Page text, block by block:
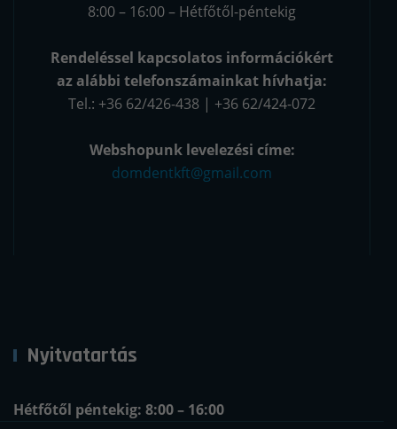
8:00 – 16:00 – Hétfőtől-péntekig
Rendeléssel kapcsolatos információkért
az alábbi telefonszámainkat hívhatja:
Tel.: +36 62/426-438 | +36 62/424-072
Webshopunk levelezési címe:
domdentkft@gmail.com
Nyitvatartás
Hétfőtől péntekig: 8:00 – 16:00